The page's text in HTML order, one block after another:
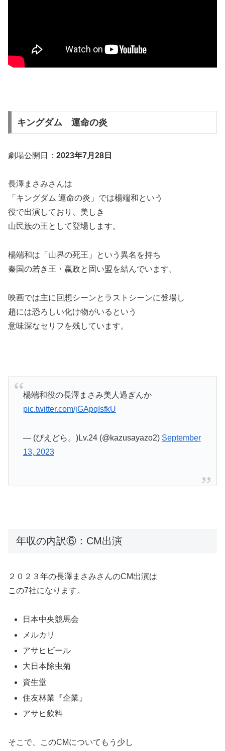
キングダム 運命の炎
劇場公開日： 2023年7月28日
長澤まさみさんは
「キングダム 運命の炎」では楊端和という
役で出演しており、美しき
山民族の王として登場します。
楊端和は「山界の死王」という異名を持ち
秦国の若き王・嬴政と固い盟を結んでいます。
映画では主に回想シーンとラストシーンに登場し
趙には恐ろしい化け物がいるという
意味深なセリフを残しています。
楊端和役の長澤まさみ美人過ぎんか
pic.twitter.com/jGApqIsfkU
— (ぴえどら。)Lv.24 (@kazusayazo2) September
13, 2023
年収の内訳⑥：CM出演
２０２３年の長澤まさみさんのCM出演は
この7社になります。
日本中央競馬会
メルカリ
アサヒビール
大日本除虫菊
資生堂
住友林業『企業』
アサヒ飲料
そこで、このCMについてもう少し